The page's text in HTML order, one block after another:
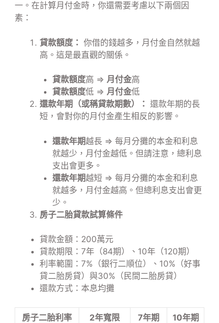
一。在計算月付金時，你還需要考慮以下兩個因
素：
貸款額度： 你借的錢越多，月付金自然就越
高。這是最直觀的關係。
貸款額度高 ⇒ 月付金高
貸款額度低 ⇒ 月付金低
還款年期（或稱貸款期數）： 還款年期的長
短，會對你的月付金產生相反的影響。
還款年期越長 ⇒ 每月分攤的本金和利息
就越少，月付金越低。但請注意，總利息
支出會更多。
還款年期越短 ⇒ 每月分攤的本金和利息
就越多，月付金越高。但總利息支出會更
少。
房子二胎貸款試算條件
貸款金額：200萬元
貸款期限：7年（84期）、10年（120期）
利率範圍：7%（銀行二順位）、10%（好事
貸二胎房貸）與30%（民間二胎房貸）
還款方式：本息均攤
房子二胎利率
2年寬限
7年期
10年期